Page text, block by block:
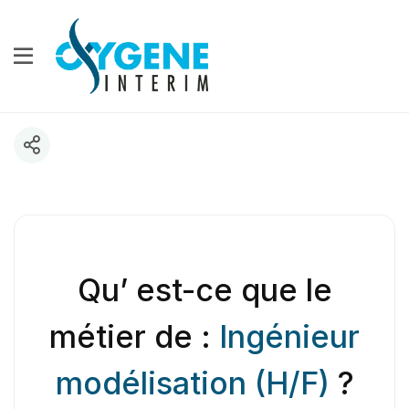
Qu’ est-ce que le
métier de : Ingénieur
modélisation (H/F) ?